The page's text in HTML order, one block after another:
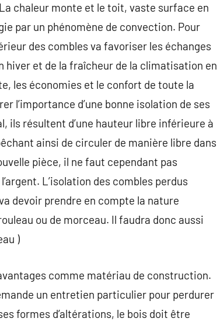
chaleur monte et le toit, vaste surface en
par un phénomène de convection. Pour
des combles va favoriser les échanges
hiver et de la fraîcheur de la climatisation en
les économies et le confort de toute la
l’importance d’une bonne isolation de ses
ils résultent d’une hauteur libre inférieure à
ainsi de circuler de manière libre dans
pièce, il ne faut cependant pas
L’isolation des combles perdus
devoir prendre en compte la nature
ou de morceau. Il faudra donc aussi
)
comme matériau de construction.
un entretien particulier pour perdurer
formes d’altérations, le bois doit être